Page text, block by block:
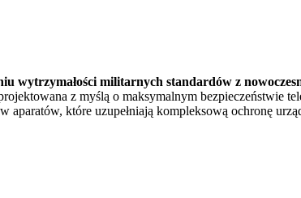
wytrzymałości militarnych standardów z
z myślą o maksymalnym bezpieczeństwie
aparatów, które uzupełniają kompleksową ochronę